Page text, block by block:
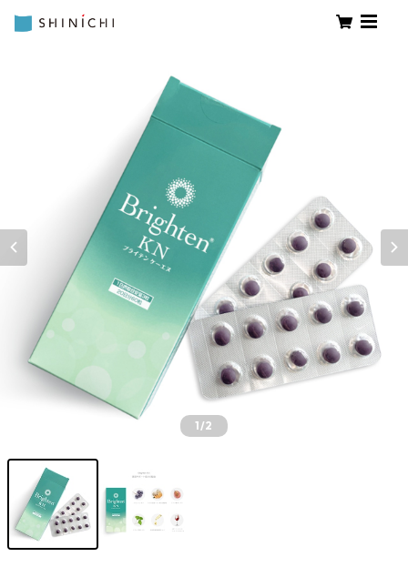
1/2